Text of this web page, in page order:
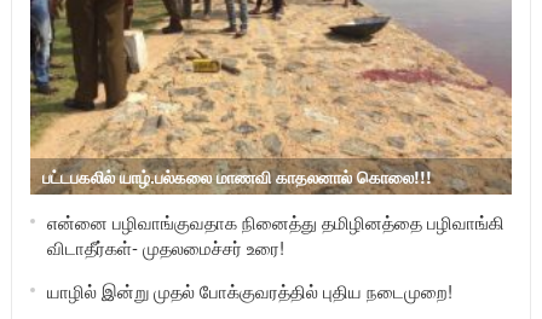
பட்டபகலில் யாழ்.பல்கலை மாணவி காதலனால் கொலை!!!
என்னை பழிவாங்குவதாக நினைத்து தமிழினத்தை பழிவாங்கி
விடாதீர்கள்- முதலமைச்சர் உரை!
யாழில் இன்று முதல் போக்குவரத்தில் புதிய நடைமுறை!